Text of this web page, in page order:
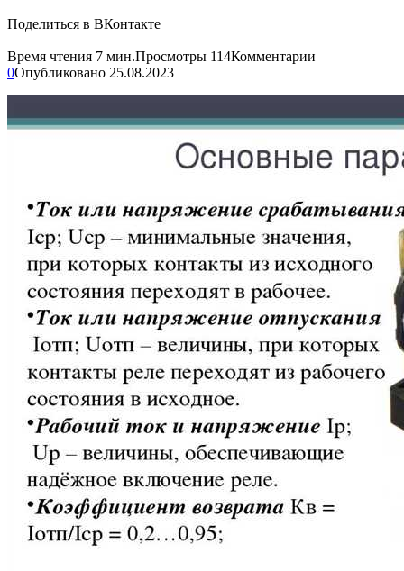
Поделиться в ВКонтакте
Время чтения 7 мин.Просмотры 114Комментарии
0Опубликовано 25.08.2023